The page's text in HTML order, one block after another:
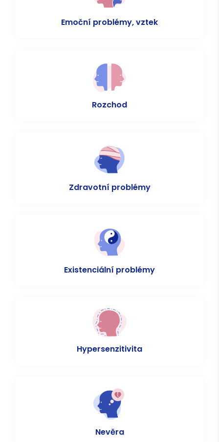
Emoční problémy, vztek
Rozchod
Zdravotní problémy
Existenciální problémy
Hypersenzitivita
Nevěra